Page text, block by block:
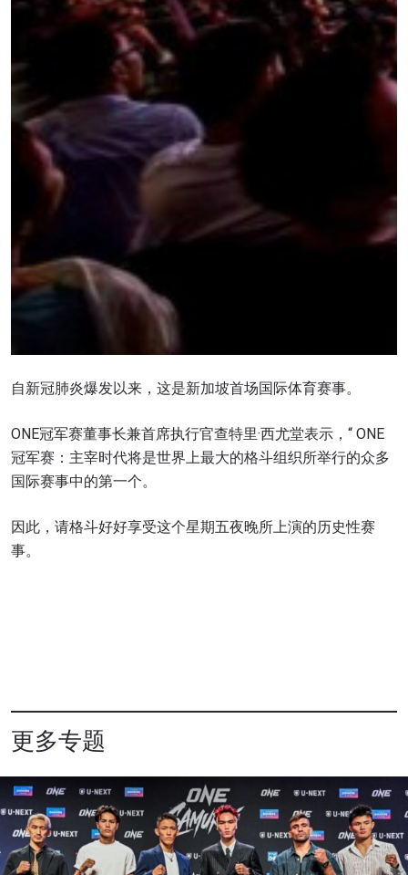
自新冠肺炎爆发以来，这是新加坡首场国际体育赛事。
ONE冠军赛董事长兼首席执行官查特里·西尤堂表示，“ ONE
冠军赛：主宰时代将是世界上最大的格斗组织所举行的众多
国际赛事中的第一个。
因此，请格斗好好享受这个星期五夜晚所上演的历史性赛
事。
更多专题